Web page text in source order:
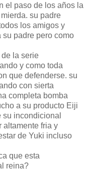
el paso de los años la
su padre
los amigos y
padre pero como
la serie
y como toda
que defenderse. su
con sierta
completa bomba
a su producto Eiji
incondicional
altamente fria y
de Yuki incluso
que esta
reina?